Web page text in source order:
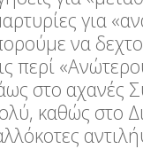
για
να
περί
στο αχανές
καθώς στο